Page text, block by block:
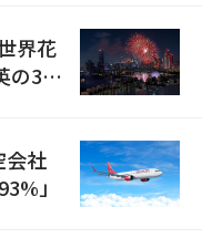
界花
の3カ
会社
」